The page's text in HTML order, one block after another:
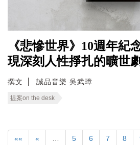
《悲慘世界》10週年
現深刻人性掙扎的曠世
撰文 誠品音樂 吳武璋
提案on the desk
«« « 5 6 7 8